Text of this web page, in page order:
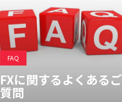
FAQ
FXに関するよくあるご
質問